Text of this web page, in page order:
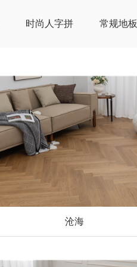
时尚人字拼 常规地板
沧海